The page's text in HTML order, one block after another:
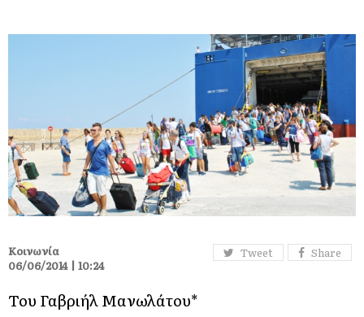
Tweet Share
Κοινωνία
06/06/2014 | 10:24
Του Γαβριήλ Μανωλάτου*